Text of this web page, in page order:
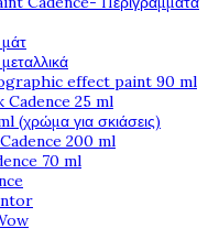
effect paint 90 ml
25 ml
(χρώμα για σκιάσεις)
200 ml
70 ml